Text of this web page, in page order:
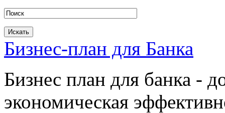
Бизнес-план для Банка
Бизнес план для банка -
экономическая